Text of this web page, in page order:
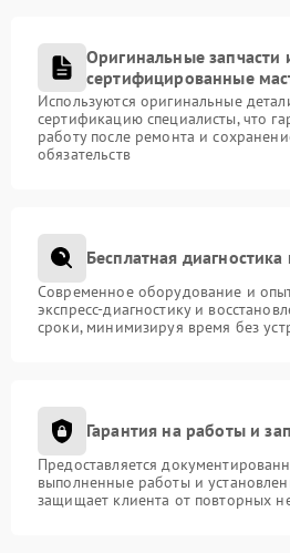
Оригинальные запчасти
сертифицированные
Используются оригинальные
сертификацию специалисты, что
работу после ремонта и
обязательств
Бесплатная
Современное оборудование и
экспресс-диагностику и
сроки, минимизируя время без
Гарантия на работы и
Предоставляется
выполненные работы и
защищает клиента от повторных